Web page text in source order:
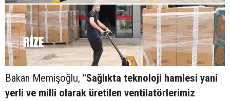
Bakan Memişoğlu, "Sağlıkta teknoloji hamlesi yani
yerli ve milli olarak üretilen ventilatörlerimiz